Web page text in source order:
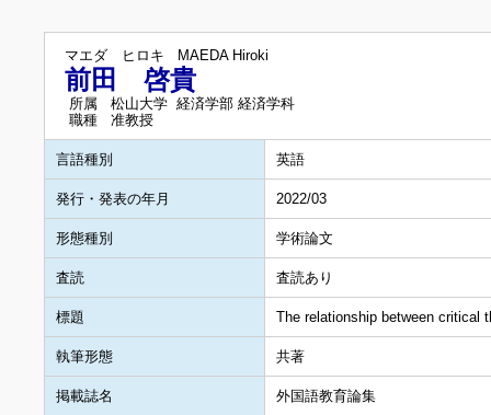
マエダ ヒロキ MAEDA Hiroki
前田 啓貴
所属
松山大学 経済学部 経済学科
職種
准教授
言語種別 英語
発行・発表の年月 2022/03
形態種別 学術論文
査読 査読あり
標題 The relationship between critical
執筆形態 共著
掲載誌名 外国語教育論集